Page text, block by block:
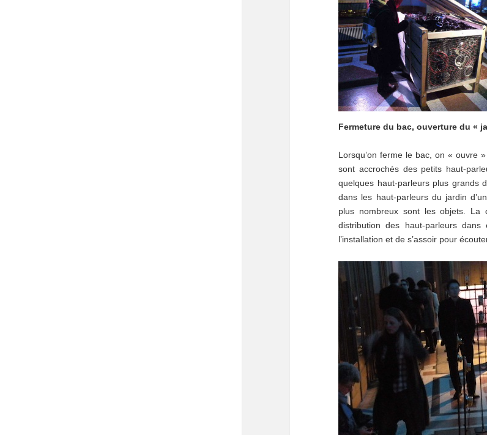
Fermeture du bac, ouverture du «
Lorsqu’on ferme le bac, on « ouvre
sont accrochés des petits haut-
quelques haut-parleurs plus grands
dans les haut-parleurs du jardin
plus nombreux sont les objets.
distribution des haut-parleurs
l’installation et de s’assoir pour